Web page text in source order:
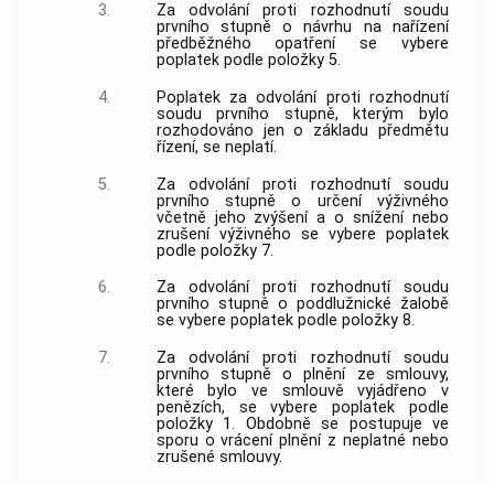
3.
Za odvolání proti rozhodnutí soudu
prvního stupně o návrhu na nařízení
předběžného opatření se vybere
poplatek podle položky 5.
4.
Poplatek za odvolání proti rozhodnutí
soudu prvního stupně, kterým bylo
rozhodováno jen o základu předmětu
řízení, se neplatí.
5.
Za odvolání proti rozhodnutí soudu
prvního stupně o určení výživného
včetně jeho zvýšení a o snížení nebo
zrušení výživného se vybere poplatek
podle položky 7.
6.
Za odvolání proti rozhodnutí soudu
prvního stupně o poddlužnické žalobě
se vybere poplatek podle položky 8.
7.
Za odvolání proti rozhodnutí soudu
prvního stupně o plnění ze smlouvy,
které bylo ve smlouvě vyjádřeno v
penězích, se vybere poplatek podle
položky 1. Obdobně se postupuje ve
sporu o vrácení plnění z neplatné nebo
zrušené smlouvy.